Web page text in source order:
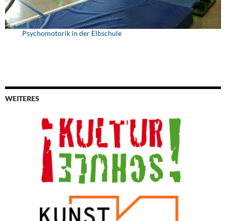
Psychomotorik in der Elbschule
WEITERES